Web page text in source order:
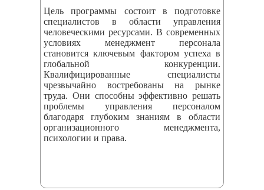
Цель программы состоит в подготовке
специалистов в области управления
человеческими ресурсами. В современных
условиях менеджмент персонала
становится ключевым фактором успеха в
глобальной конкуренции.
Квалифицированные специалисты
чрезвычайно востребованы на рынке
труда. Они способны эффективно решать
проблемы управления персоналом
благодаря глубоким знаниям в области
организационного менеджмента,
психологии и права.